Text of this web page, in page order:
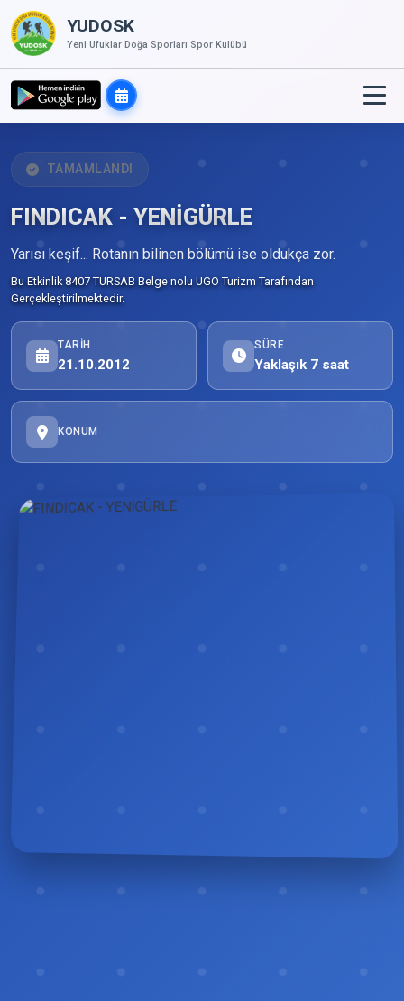
YUDOSK
Yeni Ufuklar Doğa Sporları Spor Kulübü
TAMAMLANDI
FINDICAK - YENİGÜRLE
Yarısı keşif... Rotanın bilinen bölümü ise oldukça zor.
Bu Etkinlik 8407 TURSAB Belge nolu UGO Turizm Tarafından
Gerçekleştirilmektedir.
TARIH
21.10.2012
SÜRE
Yaklaşık 7 saat
KONUM